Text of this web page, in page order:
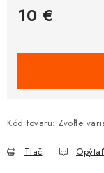
10 €
Kód tovaru: Zvoľte
Tlač